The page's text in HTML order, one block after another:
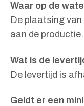
Waar op de
De plaatsing
aan de productie.
Wat is de
De levertijd is
Geldt er een